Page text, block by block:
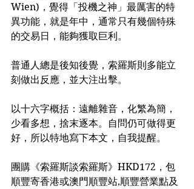
Wien)，覺得「投機之神」最厲害的特
異功能，就是年中，通常只有幾個特殊
的交易日，能夠獲取巨利。
普通人總是後知後覺，索羅斯則多能立
刻做出反應，並大注出擊。
以十六字概括：遠離雜音，化繁為簡，
少看多想，捨末逐本。自問仍可做得更
好，所以特地寫下本文，自我提醒。
團購《索羅斯談索羅斯》HKD172，包
順豐寄香港或澳門順豐站,順豐營業點及